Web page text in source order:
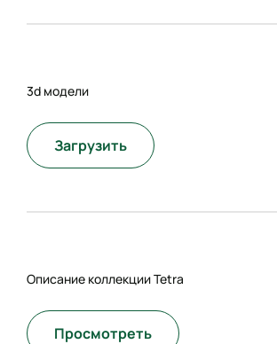
3d модели
Загрузить
Описание коллекции Tetra
Просмотреть